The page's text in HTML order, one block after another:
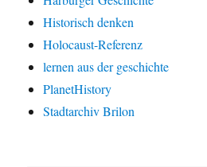
Historisch denken
Holocaust-Referenz
lernen aus der geschichte
PlanetHistory
Stadtarchiv Brilon